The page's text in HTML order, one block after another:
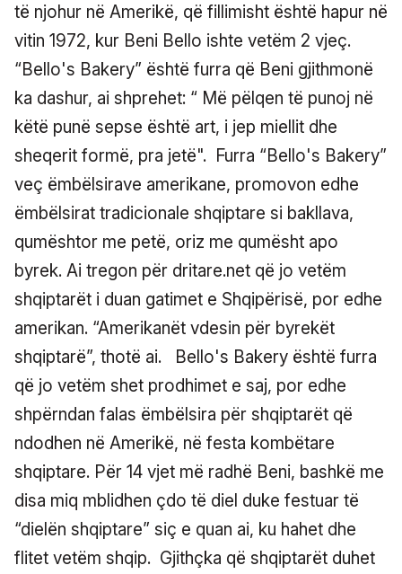
të njohur në Amerikë, që fillimisht është hapur në
vitin 1972, kur Beni Bello ishte vetëm 2 vjeç.
“Bello's Bakery” është furra që Beni gjithmonë
ka dashur, ai shprehet: “ Më pëlqen të punoj në
këtë punë sepse është art, i jep miellit dhe
sheqerit formë, pra jetë". Furra “Bello's Bakery”
veç ëmbëlsirave amerikane, promovon edhe
ëmbëlsirat tradicionale shqiptare si bakllava,
qumështor me petë, oriz me qumësht apo
byrek. Ai tregon për dritare.net që jo vetëm
shqiptarët i duan gatimet e Shqipërisë, por edhe
amerikan. “Amerikanët vdesin për byrekët
shqiptarë”, thotë ai.
Bello's Bakery është furra
që jo vetëm shet prodhimet e saj, por edhe
shpërndan falas ëmbëlsira për shqiptarët që
ndodhen në Amerikë, në festa kombëtare
shqiptare. Për 14 vjet më radhë Beni, bashkë me
disa miq mblidhen çdo të diel duke festuar të
“dielën shqiptare” siç e quan ai, ku hahet dhe
flitet vetëm shqip. Gjithçka që shqiptarët duhet